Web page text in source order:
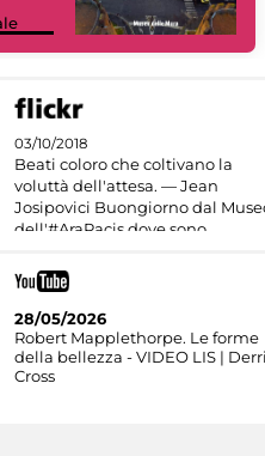
03/10/2018
Beati coloro che coltivano la
voluttà dell'attesa. — Jean
Josipovici Buongiorno dal
dell'#AraPacis dove sono
28/05/2026
Robert Mapplethorpe. Le forme
della bellezza - VIDEO LIS |
Cross